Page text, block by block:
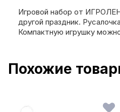
Игровой набор от
другой праздник.
Компактную игрушку
Похожие